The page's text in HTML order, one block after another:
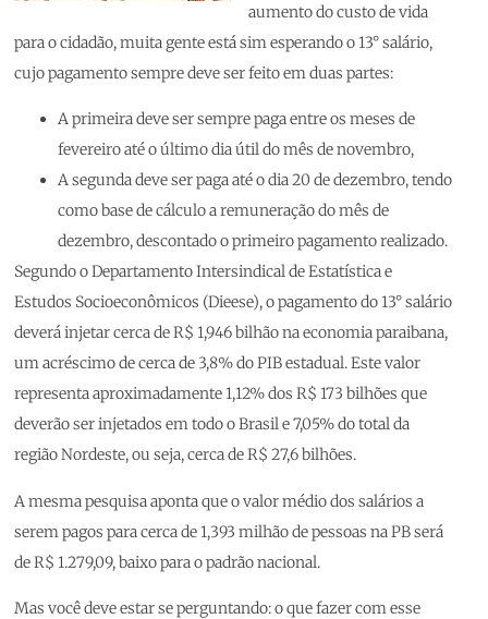
aumento do custo de vida
para o cidadão, muita gente está sim esperando o 13° salário,
cujo pagamento sempre deve ser feito em duas partes:
A primeira deve ser sempre paga entre os meses de
fevereiro até o último dia útil do mês de novembro,
A segunda deve ser paga até o dia 20 de dezembro, tendo
como base de cálculo a remuneração do mês de
dezembro, descontado o primeiro pagamento realizado.
Segundo o Departamento Intersindical de Estatística e
Estudos Socioeconômicos (Dieese), o pagamento do 13° salário
deverá injetar cerca de R$ 1,946 bilhão na economia paraibana,
um acréscimo de cerca de 3,8% do PIB estadual. Este valor
representa aproximadamente 1,12% dos R$ 173 bilhões que
deverão ser injetados em todo o Brasil e 7,05% do total da
região Nordeste, ou seja, cerca de R$ 27,6 bilhões.
A mesma pesquisa aponta que o valor médio dos salários a
serem pagos para cerca de 1,393 milhão de pessoas na PB será
de R$ 1.279,09, baixo para o padrão nacional.
Mas você deve estar se perguntando: o que fazer com esse